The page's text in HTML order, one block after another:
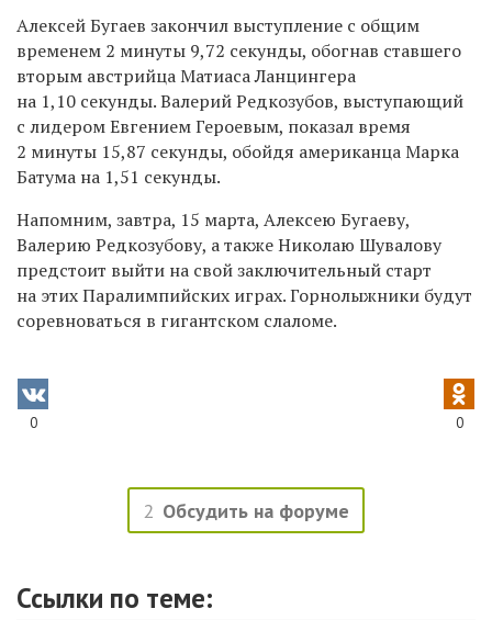
Алексей Бугаев закончил выступление с общим
временем 2 минуты 9,72 секунды, обогнав ставшего
вторым австрийца Матиаса Ланцингера
на 1,10 секунды. Валерий Редкозубов, выступающий
с лидером Евгением Героевым, показал время
2 минуты 15,87 секунды, обойдя американца Марка
Батума на 1,51 секунды.
Напомним, завтра, 15 марта, Алексею Бугаеву,
Валерию Редкозубову, а также Николаю Шувалову
предстоит выйти на свой заключительный старт
на этих Паралимпийских играх. Горнолыжники будут
соревноваться в гигантском слаломе.
0 0
2 Обсудить на форуме
Ссылки по теме: